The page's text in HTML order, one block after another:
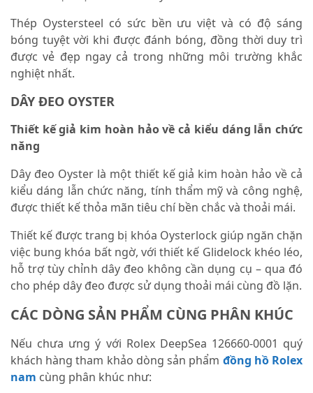
Thép Oystersteel có sức bền ưu việt và có độ sáng
bóng tuyệt vời khi được đánh bóng, đồng thời duy trì
được vẻ đẹp ngay cả trong những môi trường khắc
nghiệt nhất.
DÂY ĐEO OYSTER
Thiết kế giả kim hoàn hảo về cả kiểu dáng lẫn chức
năng
Dây đeo Oyster là một thiết kế giả kim hoàn hảo về cả
kiểu dáng lẫn chức năng, tính thẩm mỹ và công nghệ,
được thiết kế thỏa mãn tiêu chí bền chắc và thoải mái.
Thiết kế được trang bị khóa Oysterlock giúp ngăn chặn
việc bung khóa bất ngờ, với thiết kế Glidelock khéo léo,
hỗ trợ tùy chỉnh dây đeo không cần dụng cụ – qua đó
cho phép dây đeo được sử dụng thoải mái cùng đồ lặn.
CÁC DÒNG SẢN PHẨM CÙNG PHÂN KHÚC
Nếu chưa ưng ý với Rolex DeepSea 126660-0001 quý
khách hàng tham khảo dòng sản phẩm đồng hồ Rolex
nam cùng phân khúc như: